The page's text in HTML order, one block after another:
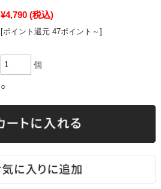
¥4,790 (税込)
[ポイント還元 47ポイント～]
個
○